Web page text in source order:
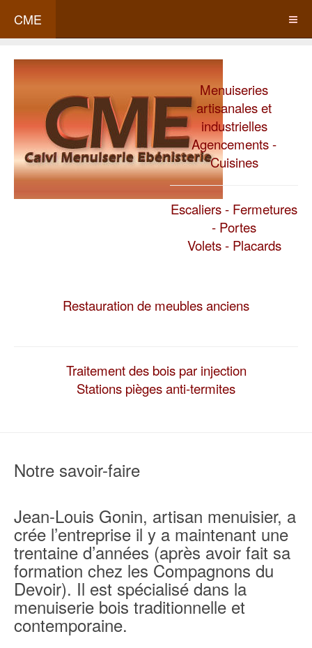
CME
Menuiseries
artisanales et
industrielles
Agencements -
Cuisines
Escaliers - Fermetures
- Portes
Volets - Placards
Restauration de meubles anciens
Traitement des bois par injection
Stations pièges anti-termites
Notre savoir-faire
Jean-Louis Gonin, artisan menuisier, a
crée l’entreprise il y a maintenant une
trentaine d’années (après avoir fait sa
formation chez les Compagnons du
Devoir). Il est spécialisé dans la
menuiserie bois traditionnelle et
contemporaine.